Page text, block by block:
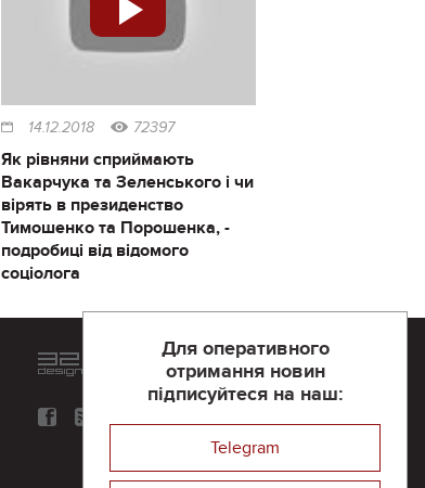
14.12.2018 72397
Як рівняни сприймають
Вакарчука та Зеленського і чи
вірять в президенство
Тимошенко та Порошенка, -
подробиці від відомого
соціолога
Для оперативного
отримання новин
підписуйтеся на наш:
Telegram
Розроблений та підтримується
компанії 32х32